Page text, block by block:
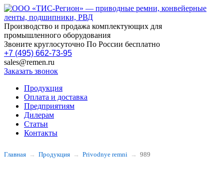
Производство и продажа комплектующих для
промышленного оборудования
Звоните круглосуточно По России бесплатно
+7 (495) 662-73-95
sales@remen.ru
Заказать звонок
Продукция
Оплата и доставка
Предприятиям
Дилерам
Статьи
Контакты
Главная Продукция Privodnye remni 989